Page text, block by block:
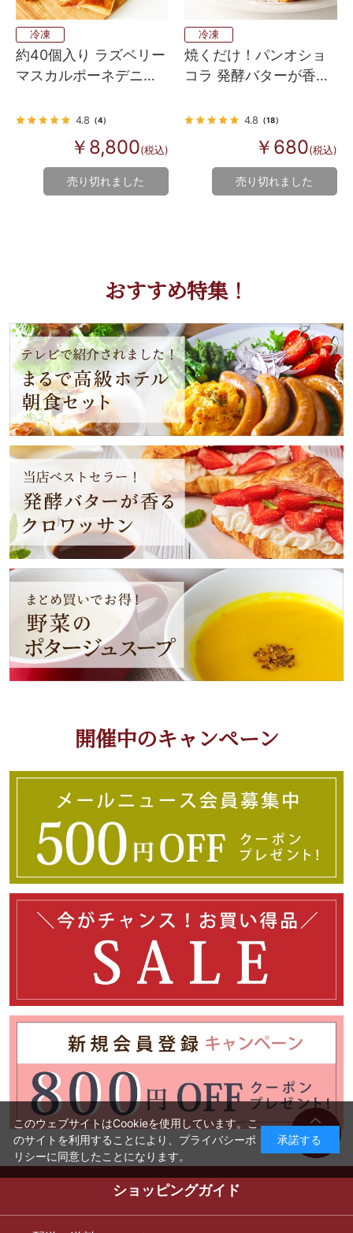
冷凍
約40個入り ラズベリー
マスカルポーネデニッ
4.8 （4）
￥8,800(税込)
売り切れました
冷凍
焼くだけ！パンオショ
コラ 発酵バターが香る
地 3個入り
4.8 （18）
￥680(税込)
売り切れました
おすすめ特集！
開催中のキャンペーン
ショッピングガイド
このウェブサイトはCookieを使用しています。こ
のサイトを利用することにより、 プライバシーポ
リシーに同意したことになります。
承諾する